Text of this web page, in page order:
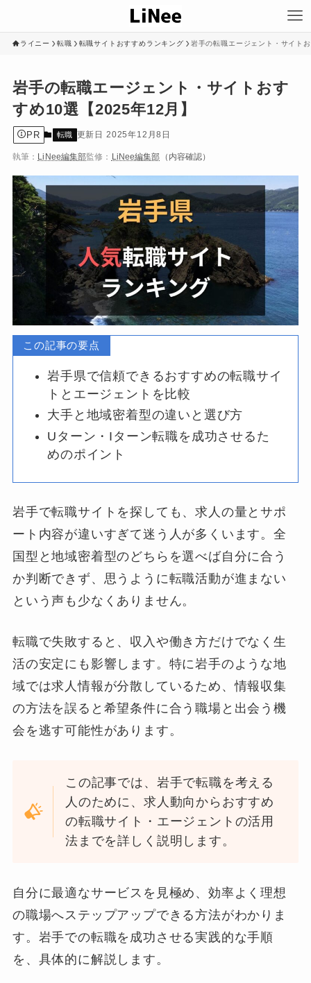
ライニー 転職 転職サイトおすすめランキング 岩手の転職エージェント・サイト
岩手の転職エージェント・サイトおす
すめ10選【2025年12月】
PR 転職 2025年12月8日
執筆： LiNee編集部監修： LiNee編集部 （内容確認）
この記事の要点
岩手県で信頼できるおすすめの転職サイ
トとエージェントを比較
大手と地域密着型の違いと選び方
Uターン・Iターン転職を成功させるた
めのポイント
岩手で転職サイトを探しても、求人の量とサポ
ート内容が違いすぎて迷う人が多くいます。全
国型と地域密着型のどちらを選べば自分に合う
か判断できず、思うように転職活動が進まない
という声も少なくありません。
転職で失敗すると、収入や働き方だけでなく生
活の安定にも影響します。特に岩手のような地
域では求人情報が分散しているため、情報収集
の方法を誤ると希望条件に合う職場と出会う機
会を逃す可能性があります。
この記事では、岩手で転職を考える
人のために、求人動向からおすすめ
の転職サイト・エージェントの活用
法までを詳しく説明します。
自分に最適なサービスを見極め、効率よく理想
の職場へステップアップできる方法がわかりま
す。岩手での転職を成功させる実践的な手順
を、具体的に解説します。